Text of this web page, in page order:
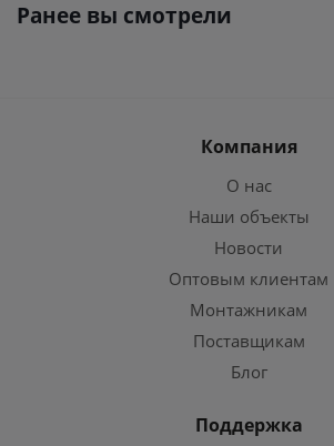
Ранее вы смотрели
Компания
О нас
Наши объекты
Новости
Оптовым клиентам
Монтажникам
Поставщикам
Блог
Поддержка